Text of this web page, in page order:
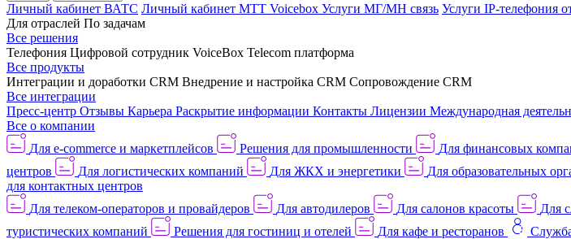
Личный кабинет ВАТС Личный кабинет МТТ Voicebox Услуги МГ/МН связь Услуги IP-телефония
Для отраслей По задачам
Все решения
Телефония Цифровой сотрудник VoiceBox Telecom платформа
Все продукты
Интеграции и доработки CRM Внедрение и настройка CRM Сопровождение CRM
Все интеграции
Пресс-центр Отзывы Карьера Раскрытие информации Контакты Лицензии Международная
Все о компании
Для e-commerce и маркетплейсов
Решения для промышленности Для финансовых
центров
Для логистических компаний Для ЖКХ и энергетики Для образовательных
для контактных центров
Для телеком-операторов и провайдеров
Для автодилеров Для салонов красоты Для
туристических компаний
Решения для гостиниц и отелей Для кафе и ресторанов